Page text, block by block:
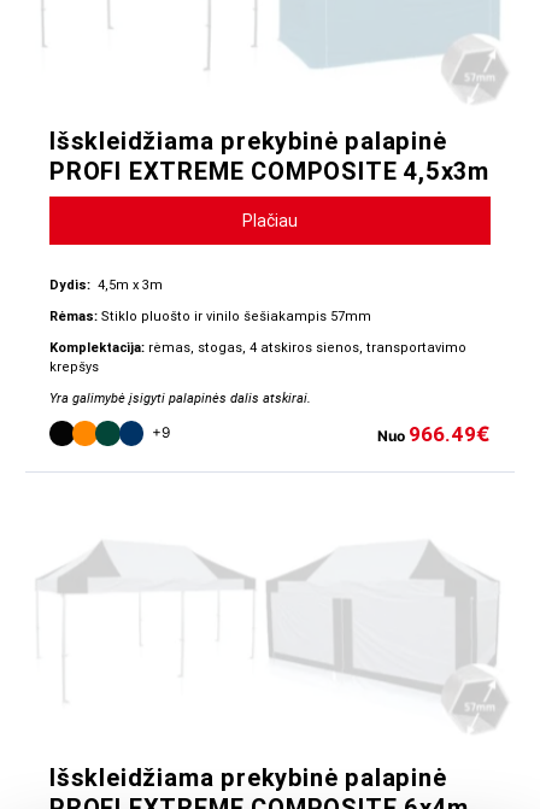
Išskleidžiama prekybinė palapinė
PROFI EXTREME COMPOSITE 4,5x3m
Plačiau
Dydis: 4,5m x 3m
Rėmas: Stiklo pluošto ir vinilo šešiakampis 57mm
Komplektacija: rėmas, stogas, 4 atskiros sienos, transportavimo
krepšys
Yra galimybė įsigyti palapinės dalis atskirai.
+9 Nuo 966.49€
Išskleidžiama prekybinė palapinė